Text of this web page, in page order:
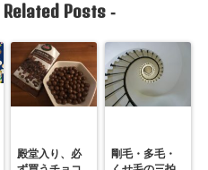
Related Posts-
殿堂入り、必
剛毛・多毛・